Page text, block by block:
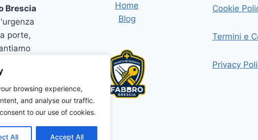
browsing experience,
and analyse our traffic.
to our use of cookies.
All Accept All
Brescia
porte,
La
Home
Blog
Cookie
Termini e
Privacy